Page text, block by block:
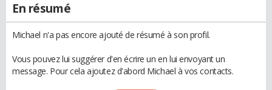
En résumé
Michael n'a pas encore ajouté de résumé à son profil.
Vous pouvez lui suggérer d'en écrire un en lui envoyant un
message. Pour cela ajoutez d'abord Michael à vos contacts.